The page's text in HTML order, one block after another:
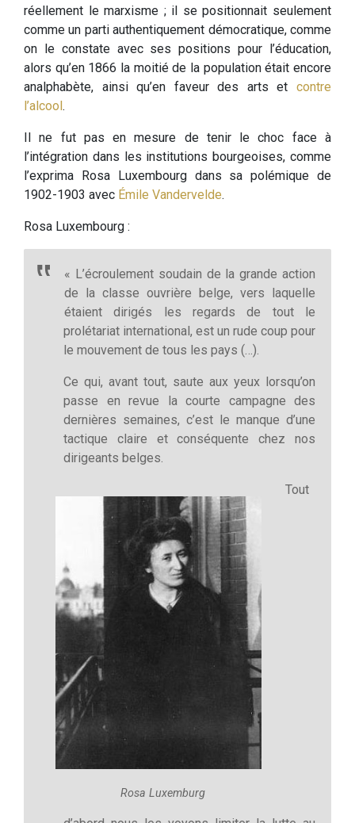
réellement le marxisme ; il se positionnait seulement
comme un parti authentiquement démocratique, comme
on le constate avec ses positions pour l’éducation,
alors qu’en 1866 la moitié de la population était encore
analphabète, ainsi qu’en faveur des arts et contre
l’alcool.
Il ne fut pas en mesure de tenir le choc face à
l’intégration dans les institutions bourgeoises, comme
l’exprima Rosa Luxembourg dans sa polémique de
1902-1903 avec Émile Vandervelde.
Rosa Luxembourg :
« L’écroulement soudain de la grande action
de la classe ouvrière belge, vers laquelle
étaient dirigés les regards de tout le
prolétariat international, est un rude coup pour
le mouvement de tous les pays (…).
Ce qui, avant tout, saute aux yeux lorsqu’on
passe en revue la courte campagne des
dernières semaines, c’est le manque d’une
tactique claire et conséquente chez nos
dirigeants belges.
Rosa Luxemburg
Tout